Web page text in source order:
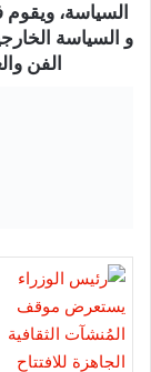
السياسة، ويقوم
و السياسة
الفن